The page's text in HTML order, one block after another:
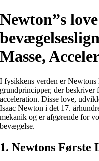
Newton”s
Masse,
I fysikkens verden er
grundprincipper, der beskriver
acceleration. Disse love,
Isaac Newton i det 17.
mekanik og er afgørende for
bevægelse.
1. Newtons Første